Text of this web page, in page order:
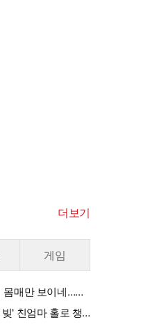
더보기
게임
몸매만 보이네…볼
' 친엄마 홀로 챙